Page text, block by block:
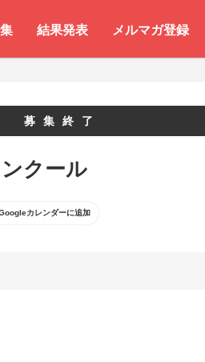
結果発表 メルマガ登録
募集終了
クール
カレンダーに追加